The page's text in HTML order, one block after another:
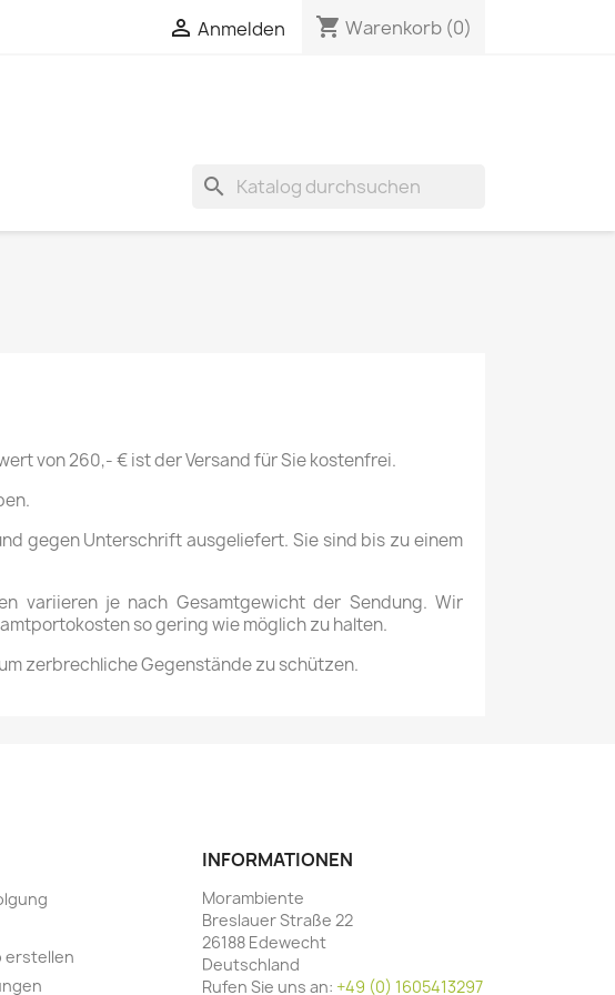
 Anmelden shopping_cart Warenkorb (0)
search
von 260,- € ist der Versand für Sie kostenfrei.
gegen Unterschrift ausgeliefert. Sie sind bis zu einem
variieren je nach Gesamtgewicht der Sendung. Wir
so gering wie möglich zu halten.
zerbrechliche Gegenstände zu schützen.
erstellen
INFORMATIONEN
Morambiente
Breslauer Straße 22
26188 Edewecht
Deutschland
Rufen Sie uns an: +49 (0) 1605413297